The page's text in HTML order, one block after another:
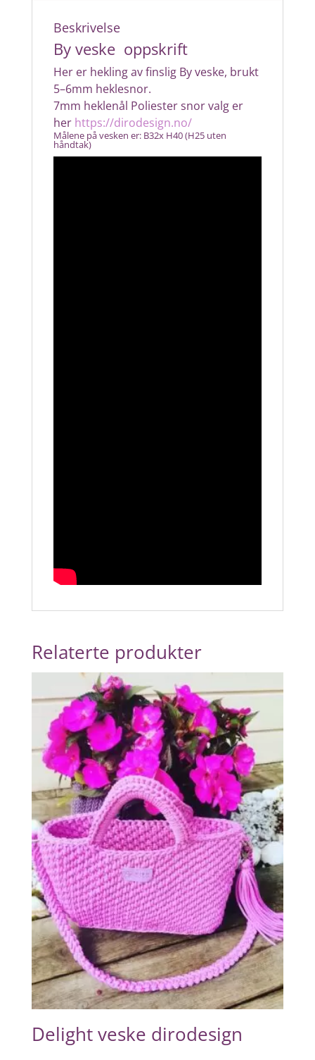
Beskrivelse
By veske oppskrift
Her er hekling av finslig By veske, brukt
5–6mm heklesnor.
7mm heklenål Poliester snor valg er
her https://dirodesign.no/
Målene på vesken er: B32x H40 (H25 uten
håndtak)
Relaterte produkter
Delight veske dirodesign